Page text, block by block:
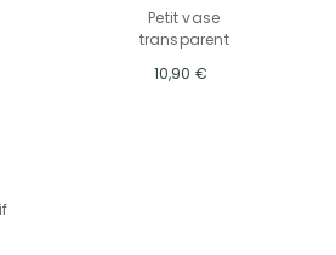
Petit vase
transparent
10,90 €